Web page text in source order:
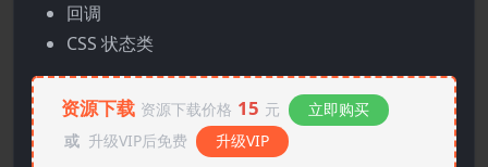
回调
CSS 状态类
资源下载 资源下载价格 15 元
立即购买
或 升级VIP后免费 升级VIP